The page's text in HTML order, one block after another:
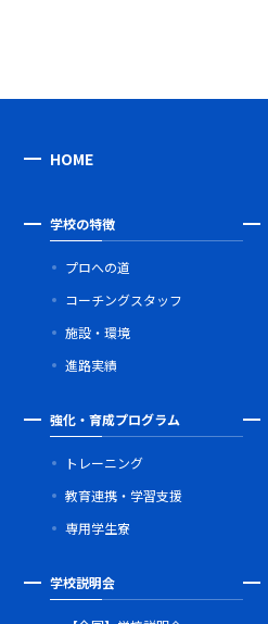
HOME
学校の特徴
プロへの道
コーチングスタッフ
施設・環境
進路実績
強化・育成プログラム
トレーニング
教育連携・学習支援
専用学生寮
学校説明会